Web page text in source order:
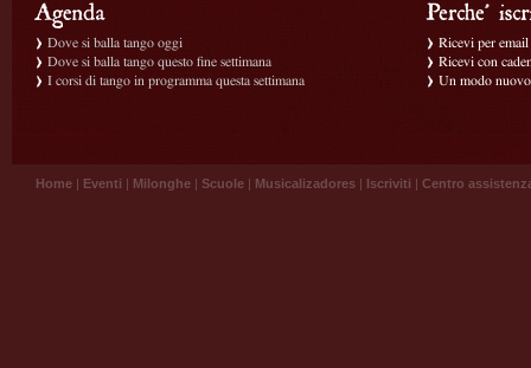
Dove si balla tango oggi
Dove si balla tango questo fine settimana
I corsi di tango in programma questa settimana
Ricevi per
Ricevi con
Un modo
Home | Eventi | Milonghe | Scuole | Musicalizadores | Iscriviti | Centro